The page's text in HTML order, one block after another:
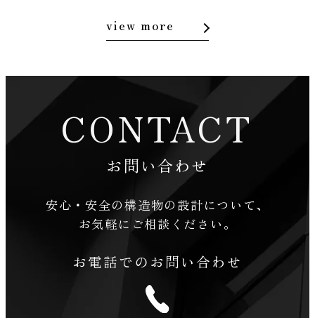
view more
CONTACT
お問い合わせ
安心・安全の構造物の設計について、
お気軽にご相談ください。
お電話でのお問い合わせ